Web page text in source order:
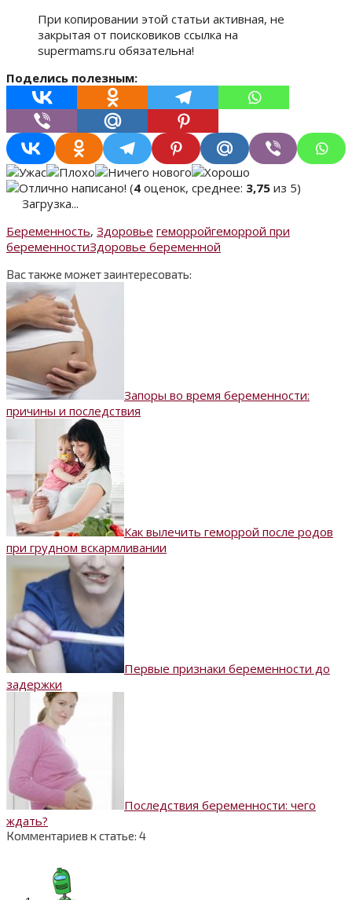
При копировании этой статьи активная, не
закрытая от поисковиков ссылка на
supermams.ru обязательна!
Поделись полезным:
(4 оценок, среднее: 3,75 из 5)
Загрузка...
Беременность, Здоровье геморройгеморрой при
беременностиЗдоровье беременной
Вас также может заинтересовать:
Запоры во время беременности:
причины и последствия
Как вылечить геморрой после родов
при грудном вскармливании
Первые признаки беременности до
задержки
Последствия беременности: чего
ждать?
Комментариев к статье: 4